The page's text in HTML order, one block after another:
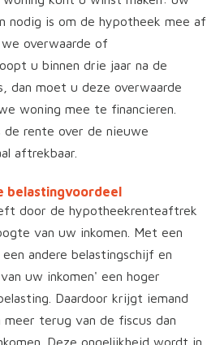
nodig is om de hypotheek mee af
overwaarde of
u binnen drie jaar na de
dan moet u deze overwaarde
woning mee te financieren.
rente over de nieuwe
aftrekbaar.
belastingvoordeel
door de hypotheekrenteaftrek
van uw inkomen. Met een
andere belastingschijf en
uw inkomen' een hoger
Daardoor krijgt iemand
meer terug van de fiscus dan
Deze ongelijkheid wordt in